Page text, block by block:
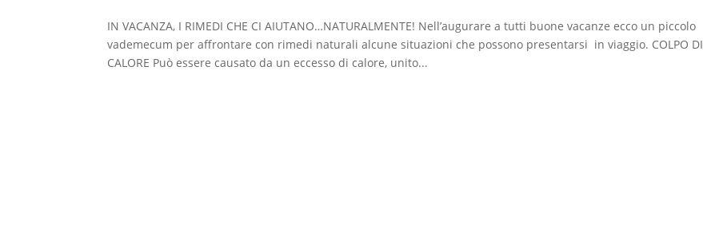
IN VACANZA, I RIMEDI CHE CI AIUTANO…NATURALMENTE! Nell’augurare a tutti buone vacanze ecco un piccolo
vademecum per affrontare con rimedi naturali alcune situazioni che possono presentarsi in viaggio. COLPO DI
CALORE Può essere causato da un eccesso di calore, unito...